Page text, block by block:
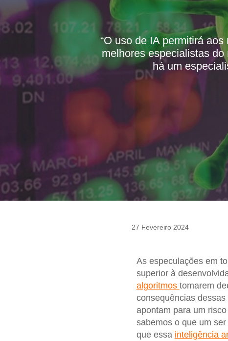
“O uso de IA permitirá
melhores especialistas
há um
27 Fevereiro 2024
As especulações em
superior à
algoritmos tomarem
consequências
apontam para um
sabemos o que um
que essa inteligência